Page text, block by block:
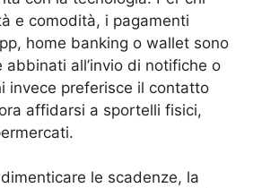
e comodità, i pagamenti
home banking o wallet sono
abbinati all’invio di notifiche o
invece preferisce il contatto
affidarsi a sportelli fisici,
le scadenze, la